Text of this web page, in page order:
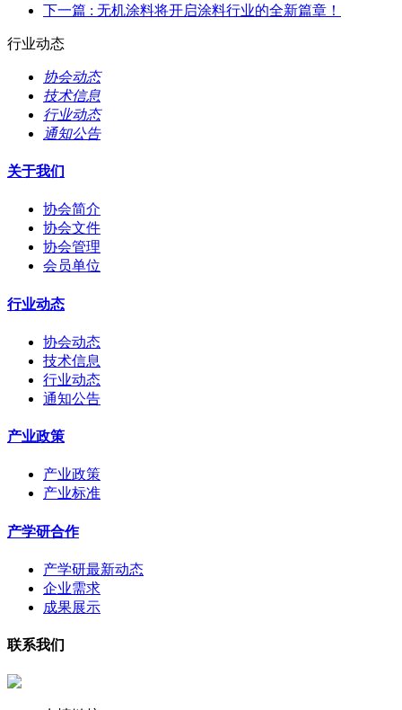
下一篇 : 无机涂料将开启涂料行业的全新篇章！
行业动态
协会动态
技术信息
行业动态
通知公告
关于我们
协会简介
协会文件
协会管理
会员单位
行业动态
协会动态
技术信息
行业动态
通知公告
产业政策
产业政策
产业标准
产学研合作
产学研最新动态
企业需求
成果展示
联系我们